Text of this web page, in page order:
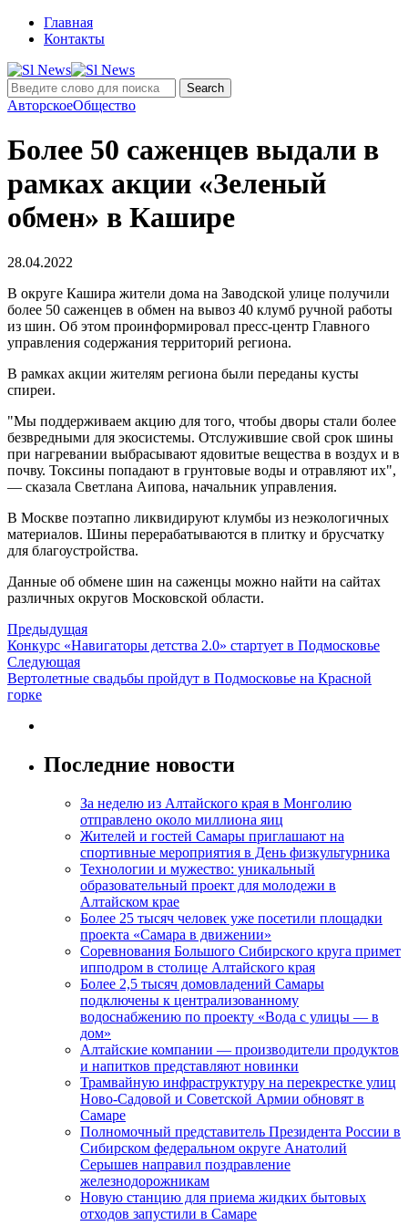
Главная
Контакты
АвторскоеОбщество
Более 50 саженцев выдали в
рамках акции «Зеленый
обмен» в Кашире
28.04.2022
В округе Кашира жители дома на Заводской улице получили
более 50 саженцев в обмен на вывоз 40 клумб ручной работы
из шин. Об этом проинформировал пресс-центр Главного
управления содержания территорий региона.
В рамках акции жителям региона были переданы кусты
спиреи.
"Мы поддерживаем акцию для того, чтобы дворы стали более
безвредными для экосистемы. Отслужившие свой срок шины
при нагревании выбрасывают ядовитые вещества в воздух и в
почву. Токсины попадают в грунтовые воды и отравляют их",
— сказала Светлана Аипова, начальник управления.
В Москве поэтапно ликвидируют клумбы из неэкологичных
материалов. Шины перерабатываются в плитку и брусчатку
для благоустройства.
Данные об обмене шин на саженцы можно найти на сайтах
различных округов Московской области.
Предыдущая
Конкурс «Навигаторы детства 2.0» стартует в Подмосковье
Следующая
Вертолетные свадьбы пройдут в Подмосковье на Красной
горке
Последние новости
За неделю из Алтайского края в Монголию
отправлено около миллиона яиц
Жителей и гостей Самары приглашают на
спортивные мероприятия в День физкультурника
Технологии и мужество: уникальный
образовательный проект для молодежи в
Алтайском крае
Более 25 тысяч человек уже посетили площадки
проекта «Самара в движении»
Соревнования Большого Сибирского круга примет
ипподром в столице Алтайского края
Более 2,5 тысяч домовладений Самары
подключены к централизованному
водоснабжению по проекту «Вода с улицы — в
дом»
Алтайские компании — производители продуктов
и напитков представляют новинки
Трамвайную инфраструктуру на перекрестке улиц
Ново-Садовой и Советской Армии обновят в
Самаре
Полномочный представитель Президента России в
Сибирском федеральном округе Анатолий
Серышев направил поздравление
железнодорожникам
Новую станцию для приема жидких бытовых
отходов запустили в Самаре